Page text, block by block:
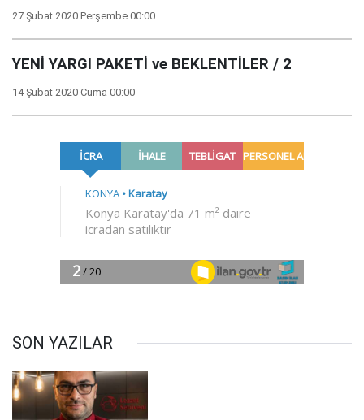
27 Şubat 2020 Perşembe 00:00
YENİ YARGI PAKETİ ve BEKLENTİLER / 2
14 Şubat 2020 Cuma 00:00
SON YAZILAR